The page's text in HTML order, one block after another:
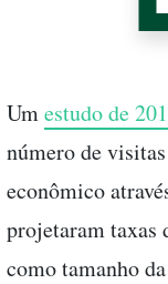
Umestudo de
número de
econômico
projetaram taxas
como tamanho